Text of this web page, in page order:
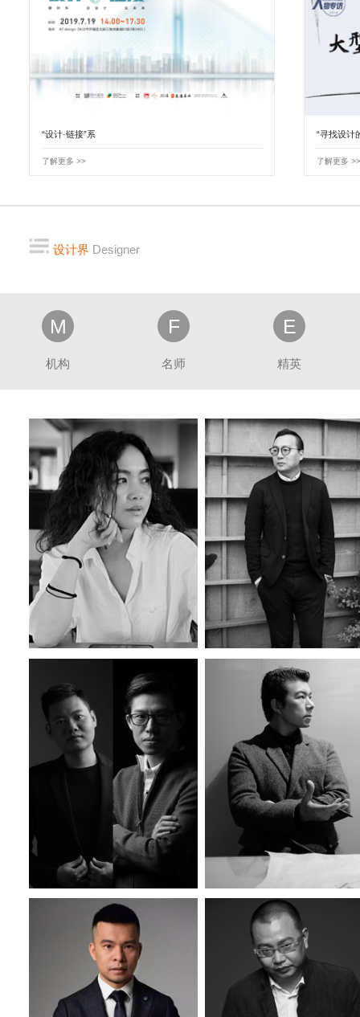
“设计·链接”系
了解更多 >>
“寻找设计
了解更多
设计界 Designer
M
机构
F
名师
E
精英